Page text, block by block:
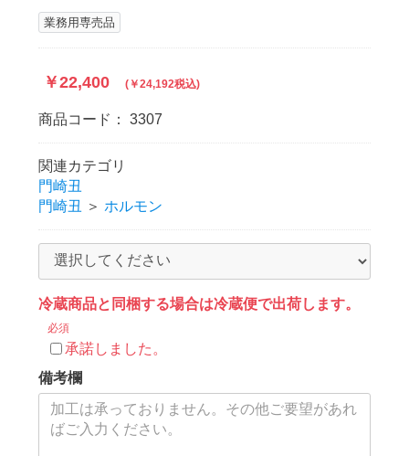
業務用専売品
￥22,400 (￥24,192税込)
商品コード： 3307
関連カテゴリ
門崎丑
門崎丑
＞ ホルモン
冷蔵商品と同梱する場合は冷蔵便で出荷します。
必須
承諾しました。
備考欄